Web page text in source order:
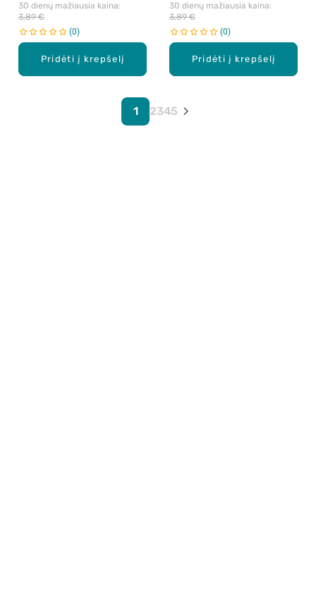
Pridėti į krepšelį
30 dienų mažiausia kaina:
3,89 €
0
Pridėti į krepšelį
30 dienų mažiausia kaina:
3,89 €
0
1 2345